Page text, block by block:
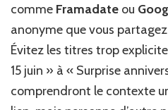
comme Framadate ou
anonyme que vous
Évitez les titres trop
15 juin » à « Surprise
comprendront le contexte